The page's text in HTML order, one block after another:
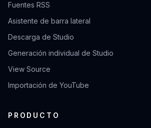
Fuentes RSS
Asistente de barra lateral
Descarga de Studio
Generación individual de Studio
View Source
Importación de YouTube
PRODUCTO